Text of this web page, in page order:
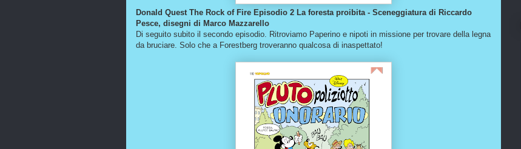
Donald Quest The Rock of Fire Episodio 2 La foresta proibita - Sceneggiatura di Riccardo
Pesce, disegni di Marco Mazzarello
Di seguito subito il secondo episodio. Ritroviamo Paperino e nipoti in missione per trovare della legna
da bruciare. Solo che a Forestberg troveranno qualcosa di inaspettato!